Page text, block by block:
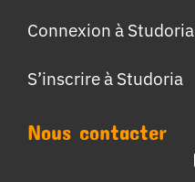
Connexion à Studoria
S’inscrire à Studoria
Nous contacter